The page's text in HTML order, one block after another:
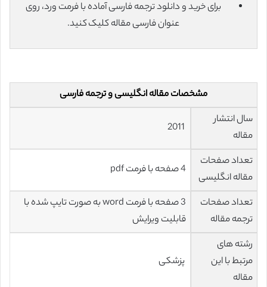
برای خرید و دانلود ترجمه فارسی آماده با فرمت ورد، روی
عنوان فارسی مقاله کلیک کنید.
مشخصات مقاله انگلیسی و ترجمه فارسی
سال انتشار
مقاله
تعداد صفحات
مقاله انگلیسی
4 صفحه با فرمت pdf
تعداد صفحات
ترجمه مقاله
3 صفحه با فرمت word به صورت تایپ شده با
قابلیت ویرایش
رشته های
مرتبط با این
مقاله
پزشکی